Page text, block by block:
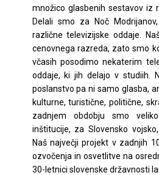
množico glasbenih sestavov iz
Delali smo za Noč
različne televizijske oddaje.
cenovnega razreda, zato smo
včasih posodimo nekaterim
oddaje, ki jih delajo v studiih.
poslanstvo pa ni samo glasba,
kulturne, turistične, politične,
zadnjem obdobju smo
inštitucije, za Slovensko
Naš največji projekt v zadnjih
ozvočenja in osvetlitve na
30-letnici slovenske državnosti